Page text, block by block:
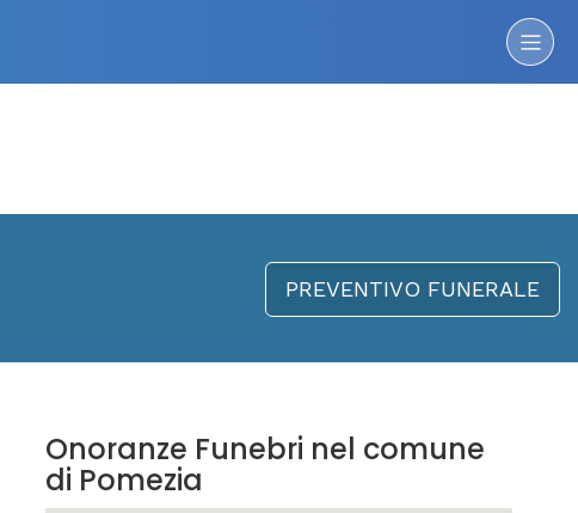
PREVENTIVO FUNERALE
Onoranze Funebri nel comune
di Pomezia